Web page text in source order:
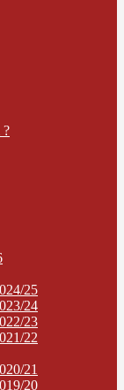
?
25
24
23
22
21
20